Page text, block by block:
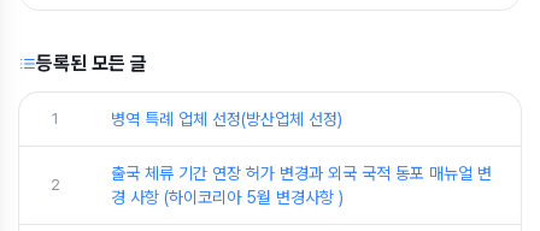
등록된 모든 글
1 병역 특례 업체 선정(방산업체 선정)
2
출국 체류 기간 연장 허가 변경과 외국 국적 동포 매뉴얼 변
경 사항 (하이코리아 5월 변경사항 )